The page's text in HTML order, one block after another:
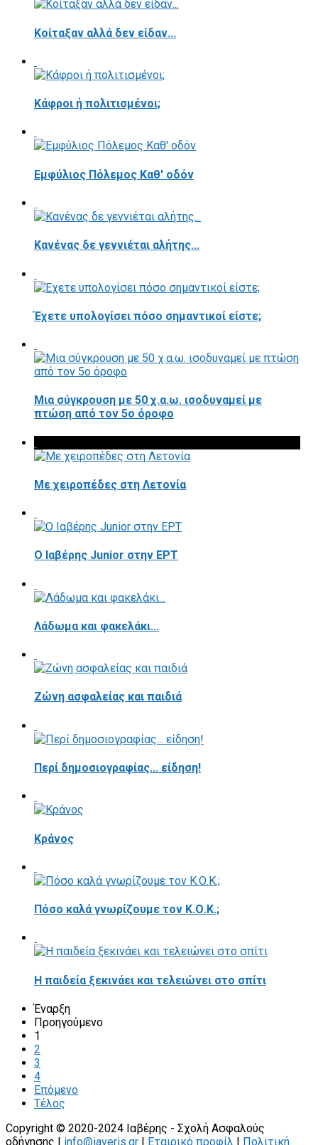
Κοίταξαν αλλά δεν είδαν...
Κάφροι ή πολιτισμένοι;
Εμφύλιος Πόλεμος Καθ' οδόν
Κανένας δε γεννιέται αλήτης...
Έχετε υπολογίσει πόσο σημαντικοί είστε;
Μια σύγκρουση με 50 χ.α.ω. ισοδυναμεί με
πτώση από τον 5ο όροφο
Με χειροπέδες στη Λετονία
Ο Ιαβέρης Junior στην ΕΡΤ
Λάδωμα και φακελάκι...
Ζώνη ασφαλείας και παιδιά
Περί δημοσιογραφίας... είδηση!
Κράνος
Πόσο καλά γνωρίζουμε τον Κ.Ο.Κ.;
Η παιδεία ξεκινάει και τελειώνει στο σπίτι
Έναρξη
Προηγούμενο
1
2
3
4
Επόμενο
Τέλος
Copyright © 2020-2024 Ιαβέρης - Σχολή Ασφαλούς
οδήγησης | info@iaveris.gr | Εταιρικό προφίλ | Πολιτική